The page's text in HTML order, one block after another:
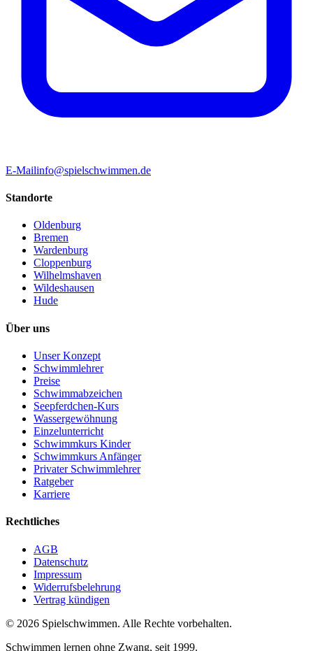
E-Mailinfo@spielschwimmen.de
Standorte
Oldenburg
Bremen
Wardenburg
Cloppenburg
Wilhelmshaven
Wildeshausen
Hude
Über uns
Unser Konzept
Schwimmlehrer
Preise
Schwimmabzeichen
Seepferdchen-Kurs
Wassergewöhnung
Einzelunterricht
Schwimmkurs Kinder
Schwimmkurs Anfänger
Privater Schwimmlehrer
Ratgeber
Karriere
Rechtliches
AGB
Datenschutz
Impressum
Widerrufsbelehrung
Vertrag kündigen
© 2026 Spielschwimmen. Alle Rechte vorbehalten.
Schwimmen lernen ohne Zwang, seit 1999.